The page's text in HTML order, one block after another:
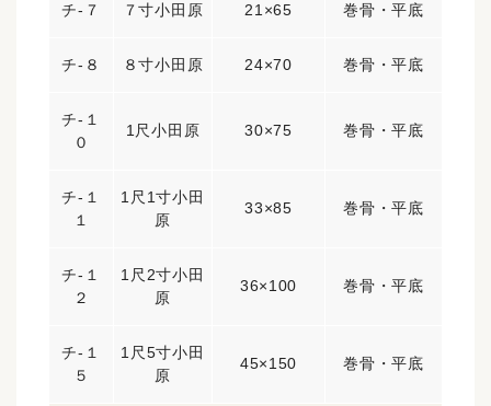
チ-７ ７寸小田原 21×65 巻骨・平底
チ-８ ８寸小田原 24×70 巻骨・平底
チ-１
０
1尺小田原 30×75 巻骨・平底
チ-１
１
1尺1寸小田
原
33×85 巻骨・平底
チ-１
２
1尺2寸小田
原
36×100 巻骨・平底
チ-１
５
1尺5寸小田
原
45×150 巻骨・平底